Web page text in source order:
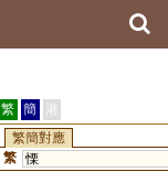
繁 簡 港
繁簡對應
繁 慄